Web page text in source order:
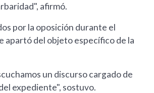
afirmó.
por la oposición durante el
del objeto específico de la
un discurso cargado de
expediente", sostuvo.